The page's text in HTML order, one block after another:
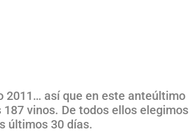
2011… así que en este anteúltimo
vinos. De todos ellos elegimos
últimos 30 días.